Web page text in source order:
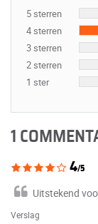
5 sterren
4 sterren
3 sterren
2 sterren
1 ster
1
4/5
Uitstekend
Verslag